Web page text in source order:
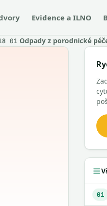
Evidence a ILNO
01 Odpady z porodnické
01